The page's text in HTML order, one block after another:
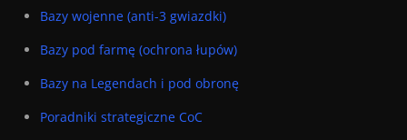
Bazy wojenne (anti-3 gwiazdki)
Bazy pod farmę (ochrona łupów)
Bazy na Legendach i pod obronę
Poradniki strategiczne CoC